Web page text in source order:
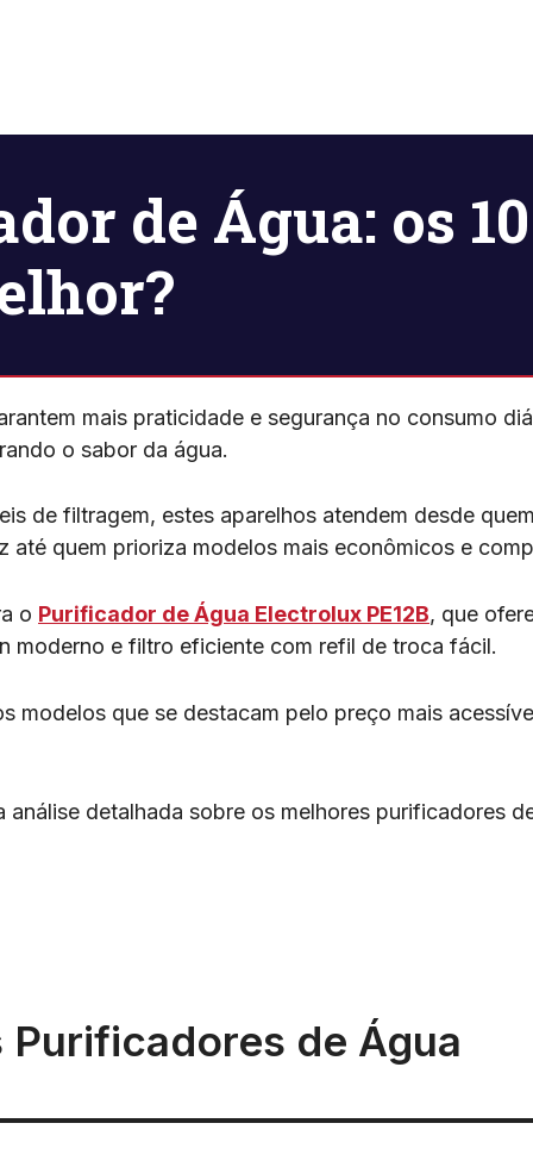
de Água: os
mais praticidade e segurança no consumo
o sabor da água.
de filtragem, estes aparelhos atendem desde
até quem prioriza modelos mais econômicos e
o Purificador de Água Electrolux PE12B, que
moderno e filtro eficiente com refil de troca fácil.
modelos que se destacam pelo preço mais
análise detalhada sobre os melhores purificadores
de Água